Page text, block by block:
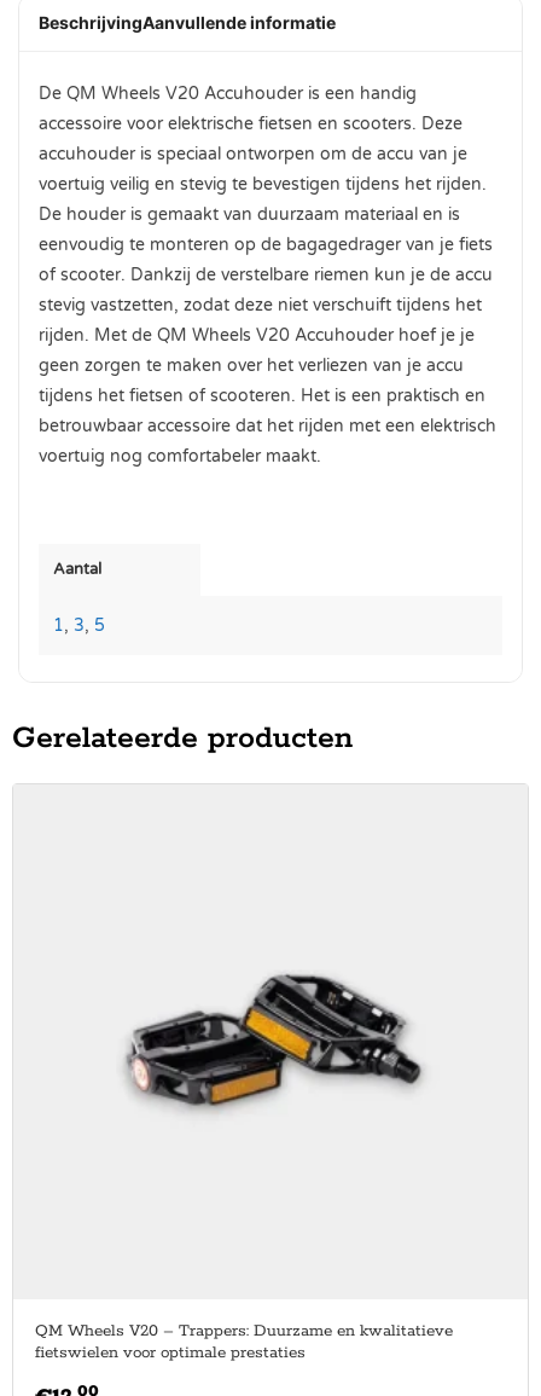
BeschrijvingAanvullende informatie
De QM Wheels V20 Accuhouder is een handig
accessoire voor elektrische fietsen en scooters. Deze
accuhouder is speciaal ontworpen om de accu van je
voertuig veilig en stevig te bevestigen tijdens het rijden.
De houder is gemaakt van duurzaam materiaal en is
eenvoudig te monteren op de bagagedrager van je fiets
of scooter. Dankzij de verstelbare riemen kun je de accu
stevig vastzetten, zodat deze niet verschuift tijdens het
rijden. Met de QM Wheels V20 Accuhouder hoef je je
geen zorgen te maken over het verliezen van je accu
tijdens het fietsen of scooteren. Het is een praktisch en
betrouwbaar accessoire dat het rijden met een elektrisch
voertuig nog comfortabeler maakt.
Aantal
1, 3, 5
Gerelateerde producten
QM Wheels V20 – Trappers: Duurzame en kwalitatieve
fietswielen voor optimale prestaties